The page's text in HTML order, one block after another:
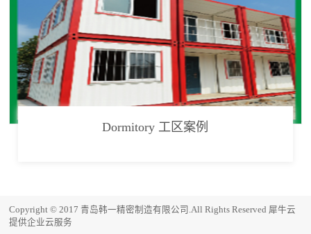
Dormitory 工区案例
Copyright © 2017 青岛韩一精密制造有限公司.All Rights Reserved 犀牛云
提供企业云服务